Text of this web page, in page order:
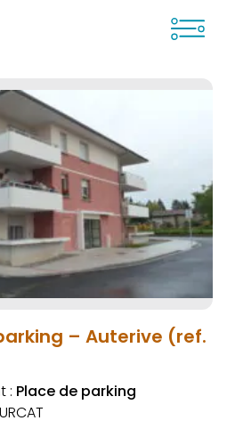
– Auterive (ref.
: Place de parking